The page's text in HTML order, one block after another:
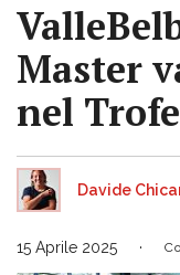
Master
nel
Davide
15 Aprile 2025